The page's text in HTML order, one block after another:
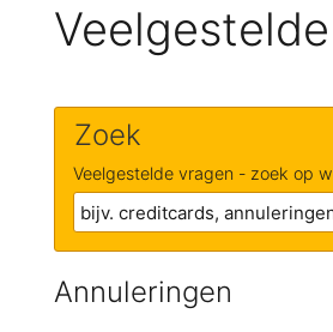
Zoek
Veelgestelde vragen - zoek op
Annuleringen